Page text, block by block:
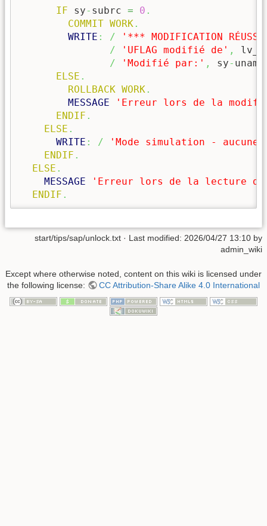
IF sy- subrc = 0 .
COMMIT WORK.
WRITE : /
'*** MODIFICATION
/
'UFLAG modifié de' ,
/
'Modifié par:' , sy- uname
ELSE .
ROLLBACK WORK.
MESSAGE
'Erreur lors de la
ENDIF .
ELSE .
WRITE : /
'Mode simulation -
ENDIF .
ELSE .
MESSAGE
'Erreur lors de la lecture
ENDIF .
start/tips/sap/unlock.txt · Last modified: 2026/04/27 13:10 by
admin_wiki
Except where otherwise noted, content on this wiki is licensed under
the following license:
CC Attribution-Share Alike 4.0 International